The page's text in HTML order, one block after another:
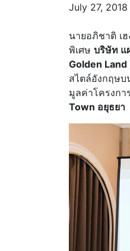
July 27, 2018
นายอภิชาติ เ
พิเศษ บริษัท แ
Golden Land
สไตล์อังกฤษบ
มูลค่าโครงกา
Town อยุธยา